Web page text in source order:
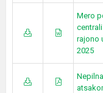
Mero
rajono
2025